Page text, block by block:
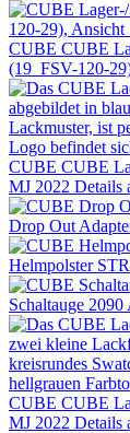
CUBE CUBE
(19_FSV-120-
CUBE CUBE
MJ 2022 Details
Drop Out
Helmpolster
Schaltauge
CUBE CUBE
MJ 2022 Details